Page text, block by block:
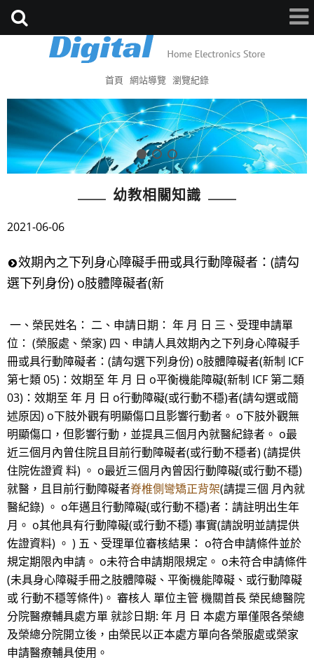
首頁 網站導覽 瀏覽紀錄
幼教相關知識
2021-06-06
效期內之下列身心障礙手冊或具行動障礙者：(請勾
選下列身份) o肢體障礙者(新
一、榮民姓名： 二、申請日期： 年 月 日 三、受理申請單
位： (榮服處、榮家) 四、申請人具效期內之下列身心障礙手
冊或具行動障礙者：(請勾選下列身份) o肢體障礙者(新制 ICF
第七類 05)：效期至 年 月 日 o平衡機能障礙(新制 ICF 第二類
03)：效期至 年 月 日 o行動障礙(或行動不穩)者(請勾選或簡
述原因) o下肢外觀有明顯傷口且影響行動者。 o下肢外觀無
明顯傷口，但影響行動，並提具三個月內就醫紀錄者。 o最
近三個月內曾住院且目前行動障礙者(或行動不穩者) (請提供
住院佐證資 料) 。 o最近三個月內曾因行動障礙(或行動不穩)
就醫，且目前行動障礙者脊椎側彎矯正背架(請提三個 月內就
醫紀錄) 。 o年邁且行動障礙(或行動不穩)者：請註明出生年
月。 o其他具有行動障礙(或行動不穩) 事實(請說明並請提供
佐證資料) 。 ) 五、受理單位審核結果： o符合申請條件並於
規定期限內申請。 o未符合申請期限規定。 o未符合申請條件
(未具身心障礙手冊之肢體障礙、平衡機能障礙、或行動障礙
或 行動不穩等條件)。 審核人 單位主管 機關首長 榮民總醫院
分院醫療輔具處方單 就診日期: 年 月 日 本處方單僅限各榮總
及榮總分院開立後，由榮民以正本處方單向各榮服處或榮家
申請醫療輔具使用。